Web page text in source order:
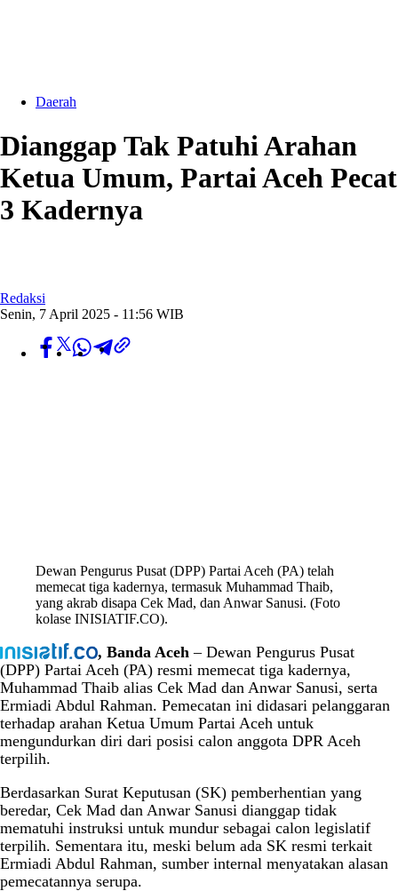
Daerah
Dianggap Tak Patuhi Arahan
Ketua Umum, Partai Aceh Pecat
3 Kadernya
Redaksi
Senin, 7 April 2025 - 11:56 WIB
Dewan Pengurus Pusat (DPP) Partai Aceh (PA) telah
memecat tiga kadernya, termasuk Muhammad Thaib,
yang akrab disapa Cek Mad, dan Anwar Sanusi. (Foto
kolase INISIATIF.CO).
, Banda Aceh – Dewan Pengurus Pusat
(DPP) Partai Aceh (PA) resmi memecat tiga kadernya,
Muhammad Thaib alias Cek Mad dan Anwar Sanusi, serta
Ermiadi Abdul Rahman. Pemecatan ini didasari pelanggaran
terhadap arahan Ketua Umum Partai Aceh untuk
mengundurkan diri dari posisi calon anggota DPR Aceh
terpilih.
Berdasarkan Surat Keputusan (SK) pemberhentian yang
beredar, Cek Mad dan Anwar Sanusi dianggap tidak
mematuhi instruksi untuk mundur sebagai calon legislatif
terpilih. Sementara itu, meski belum ada SK resmi terkait
Ermiadi Abdul Rahman, sumber internal menyatakan alasan
pemecatannya serupa.